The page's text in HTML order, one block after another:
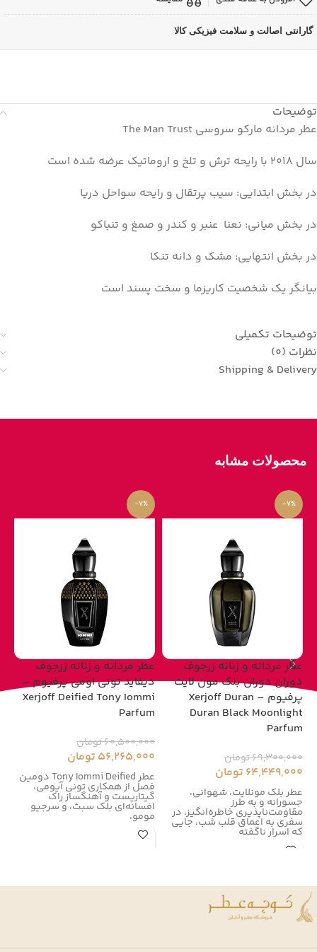
گارانتی اصالت و سلامت فیزیکی کالا
توضیحات
عطر مردانه مارکو سروسی The Man Trust
سال 2018 با رایحه ترش و تلخ و اروماتیک عرضه شده است
در بخش ابتدایی: سیب پرتقال و رایحه سواحل دریا
در بخش میانی: نعنا عنبر و کندر و صمغ و تنباکو
در بخش انتهایی: مشک و دانه تنکا
بیانگر یک شخصیت کاریزما و سخت پسند است
توضیحات تکمیلی
نظرات (0)
Shipping & Delivery
محصولات مشابه
-7%
عطر مردانه و زنانه زرجوف
دوران دوران بلک مون لایت
پرفیوم – Xerjoff Duran
Duran Black Moonlight
Parfum
69,300,000تومان
64,449,000 تومان
عطر بلک مونلایت، شهوانی،
جسورانه و به طرز
مقاومت‌ناپذیری خاطره‌انگیز، در
سفری به اعماق قلب شب، جایی
که اسرار ناگفته
-7%
عطر مردانه و زنانه زرجوف
دیفاید تونی اومی پرفیوم –
Xerjoff Deified Tony Iommi
Parfum
60,500,000تومان
56,265,000 تومان
عطر Tony Iommi Deified دومین
فصل از همکاری تونی آیومی،
گیتاریست و آهنگساز راک
افسانه‌ای بلک سبث، و سرجیو
مومو،